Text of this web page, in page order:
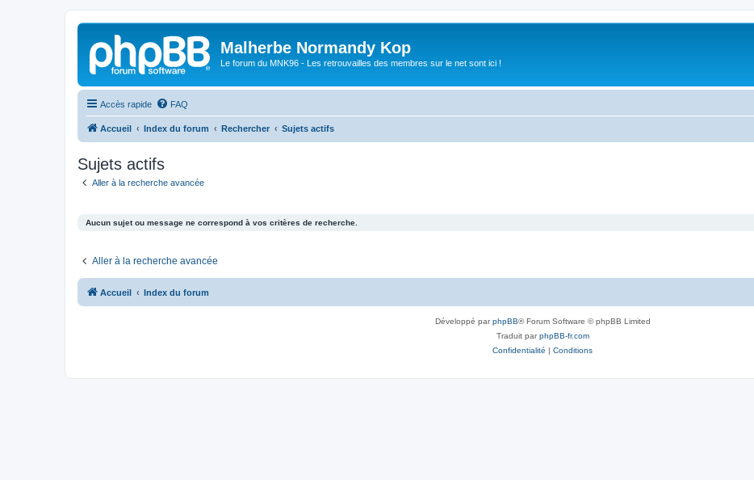
Malherbe Normandy Kop
Le forum du MNK96 - Les retrouvailles des membres sur le net sont ici !
Accès rapide FAQ
Accueil Index du forum Rechercher Sujets actifs
Sujets actifs
Aller à la recherche avancée
Aucun sujet ou message ne correspond à vos critères de recherche.
Aller à la recherche avancée
Accueil Index du forum
Développé parphpBB® Forum Software © phpBB Limited
Traduit parphpBB-fr.com
Confidentialité | Conditions